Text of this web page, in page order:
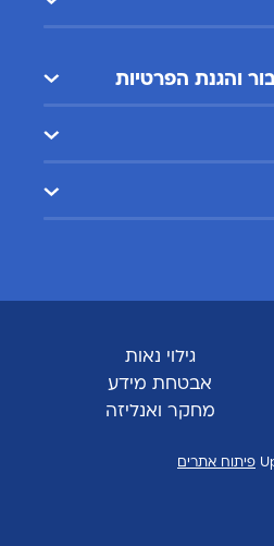
והגנת הפרטיות
גילוי נאות
אבטחת מידע
מחקר ואנליזה
פיתוח אתרים